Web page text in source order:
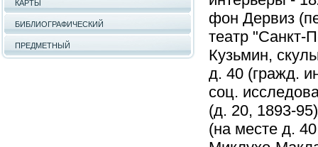
КАРТЫ
БИБЛИОГРАФИЧЕСКИЙ
ПРЕДМЕТНЫЙ
фон Дервиз
театр "Санкт-
Кузьмин,
д. 40 (гражд.
соц.
(д. 20, 1893-
(на месте д.